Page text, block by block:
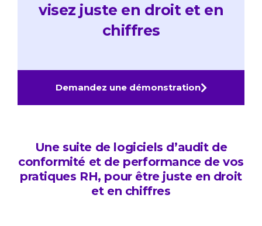
visez juste en droit et en
chiffres
Demandez une démonstration
Une suite de logiciels d’audit de
conformité et de performance de vos
pratiques RH, pour être juste en droit
et en chiffres